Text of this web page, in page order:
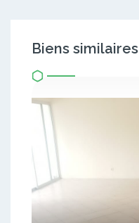
Biens similaires